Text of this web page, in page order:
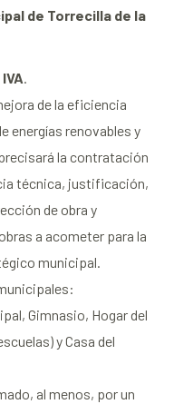
de Torrecilla de la
.
de la eficiencia
energías renovables y
la contratación
técnica, justificación,
de obra y
a acometer para la
municipal.
Gimnasio, Hogar del
y Casa del
al menos, por un